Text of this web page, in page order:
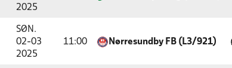
2025
SØN.
02-03
2025
11:00 Nørresundby FB (L3/921)